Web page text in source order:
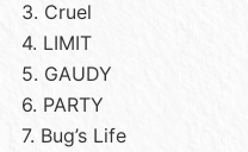
3. Cruel
4. LIMIT
5. GAUDY
6. PARTY
7. Bug’s Life